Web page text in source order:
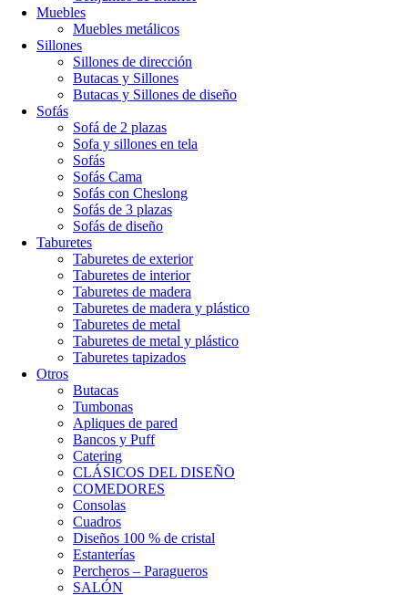
Muebles
Muebles metálicos
Sillones
Sillones de dirección
Butacas y Sillones
Butacas y Sillones de diseño
Sofás
Sofá de 2 plazas
Sofa y sillones en tela
Sofás
Sofás Cama
Sofás con Cheslong
Sofás de 3 plazas
Sofás de diseño
Taburetes
Taburetes de exterior
Taburetes de interior
Taburetes de madera
Taburetes de madera y plástico
Taburetes de metal
Taburetes de metal y plástico
Taburetes tapizados
Otros
Butacas
Tumbonas
Apliques de pared
Bancos y Puff
Catering
CLÁSICOS DEL DISEÑO
COMEDORES
Consolas
Cuadros
Diseños 100 % de cristal
Estanterías
Percheros – Paragueros
SALÓN